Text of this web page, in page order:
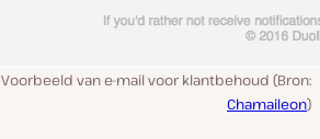
Voorbeeld van e-mail voor klantbehoud (Bron:
Chamaileon)